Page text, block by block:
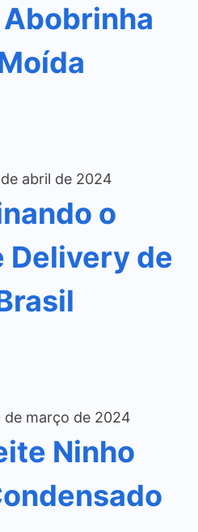
de abril de 2024
o
Delivery de
de março de 2024
Ninho